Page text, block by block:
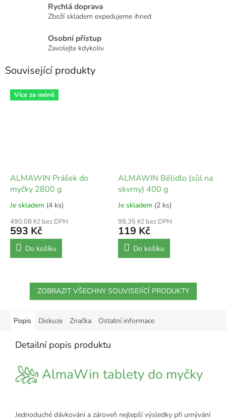
Rychlá doprava
Zboží skladem expedujeme ihned
Osobní přístup
Zavolejte kdykoliv
Související produkty
Více za méně
ALMAWIN Prášek do
myčky 2800 g
Je skladem (4 ks)
490,08 Kč bez DPH
593 Kč
Do košíku
ALMAWIN Bělidlo (sůl na
skvrny) 400 g
Je skladem (2 ks)
98,35 Kč bez DPH
119 Kč
Do košíku
ZOBRAZIT VŠECHNY SOUVISEJÍCÍ PRODUKTY
Popis Diskuze Značka Ostatní informace
Detailní popis produktu
AlmaWin tablety do myčky
Jednoduché dávkování a zároveň nejlepší výsledky při umývání